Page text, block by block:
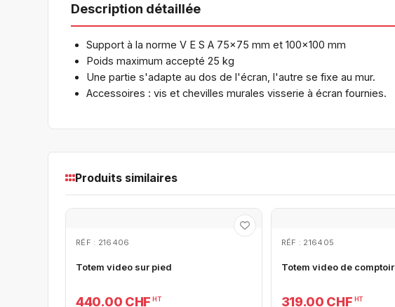
Description détaillée
Support à la norme V E S A 75x75 mm et 100x100 mm
Poids maximum accepté 25 kg
Une partie s'adapte au dos de l'écran, l'autre se fixe au mur.
Accessoires : vis et chevilles murales visserie à écran fournies.
Produits similaires
RÉF : 216406
Totem video sur pied
440.00 CHF HT
RÉF : 216405
Totem video de comptoir
319.00 CHF HT